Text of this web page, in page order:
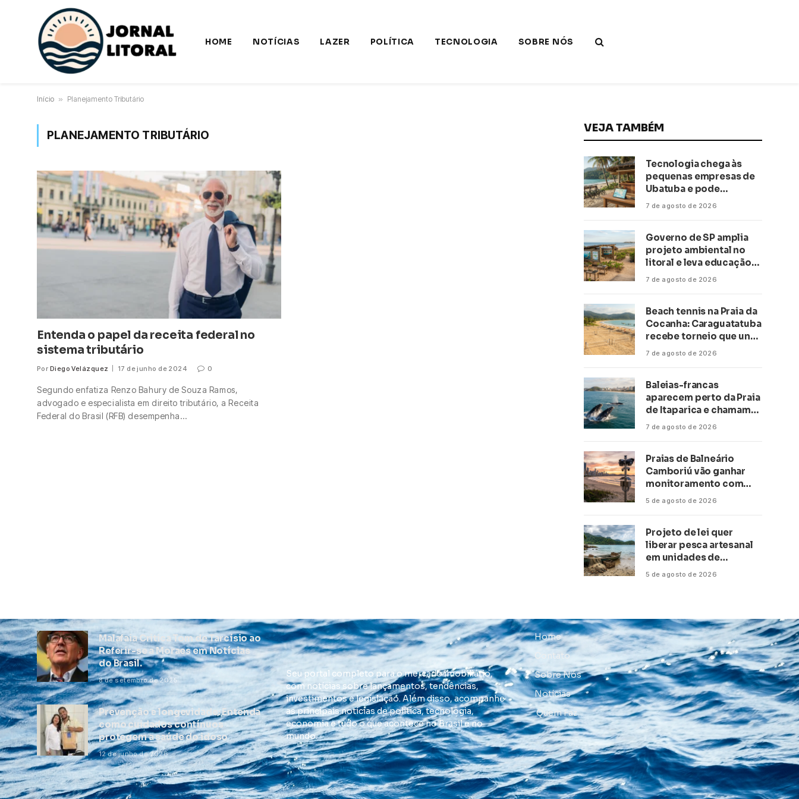
HOME NOTÍCIAS LAZER POLÍTICA TECNOLOGIA SOBRE NÓS
Início » Planejamento Tributário
PLANEJAMENTO TRIBUTÁRIO
Entenda o papel da receita federal no
sistema tributário
Por Diego Velázquez 17 de junho de 2024 0
Segundo enfatiza Renzo Bahury de Souza Ramos,
advogado e especialista em direito tributário, a Receita
Federal do Brasil (RFB) desempenha…
VEJA TAMBÉM
Tecnologia chega às
pequenas empresas de
Ubatuba e pode
transformar negócios
7 de agosto de 2026
Governo de SP amplia
projeto ambiental no
litoral e leva educação
climática a escolas de 16
7 de agosto de 2026
Beach tennis na Praia da
Cocanha: Caraguatatuba
recebe torneio que une
esporte, lazer e mar
7 de agosto de 2026
Baleias-francas
aparecem perto da Praia
de Itaparica e chamam
atenção no litoral do
7 de agosto de 2026
Praias de Balneário
Camboriú vão ganhar
monitoramento com
inteligência artificial
5 de agosto de 2026
Projeto de lei quer
liberar pesca artesanal
em unidades de
conservação
5 de agosto de 2026
Malafaia Critica Tom de Tarcísio ao
Referir-se a Moraes em Notícias
do Brasil.
8 de setembro de 2025
Prevenção e longevidade: Entenda
como cuidados contínuos
protegem a saúde do idoso
12 de junho de 2026
Seu portal completo para o mercado imobiliário,
com notícias sobre lançamentos, tendências,
investimentos e legislação. Além disso, acompanhe
as principais notícias de política, tecnologia,
economia e tudo o que acontece no Brasil e no
mundo.
Home
Contato
Sobre Nós
Notícias
Quem Faz